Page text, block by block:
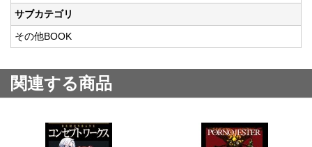
サブカテゴリ
その他BOOK
関連する商品